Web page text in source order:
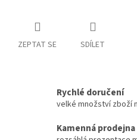
ZEPTAT SE SDÍLET
Rychlé doručení
velké množství zboží
Kamenná prodejna